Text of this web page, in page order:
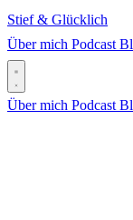
Stief & Glücklich
Über mich Podcast
Über mich Podcast